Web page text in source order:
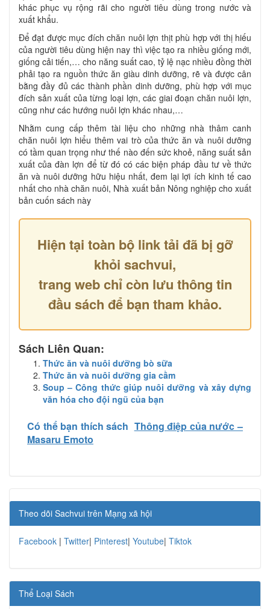
khác phục vụ rộng rãi cho người tiêu dùng trong nước và
xuất khẩu.
Để đạt được mục đích chăn nuôi lợn thịt phù hợp với thị hiếu
của người tiêu dùng hiện nay thì việc tạo ra nhiều giống mới,
giống cải tiến,… cho năng suất cao, tỷ lệ nạc nhiều đồng thời
phải tạo ra nguồn thức ăn giàu dinh dưỡng, rẽ và được cân
bằng đầy đủ các thành phần dinh dưỡng, phù hợp với mục
đích sản xuất của từng loại lợn, các giai đoạn chăn nuôi lợn,
cũng như các hướng nuôi lợn khác nhau,…
Nhằm cung cấp thêm tài liệu cho những nhà thâm canh
chăn nuôi lợn hiểu thêm vai trò của thức ăn và nuôi dưỡng
có tầm quan trọng như thế nào đến sức khoẻ, năng suất sản
xuất của đàn lợn để từ đó có các biện pháp đầu tư về thức
ăn và nuôi dưỡng hữu hiệu nhất, đem lại lợi ích kinh tế cao
nhất cho nhà chăn nuôi, Nhà xuất bản Nông nghiệp cho xuất
bản cuốn sách này
Hiện tại toàn bộ link tải đã bị gỡ
khỏi sachvui,
trang web chỉ còn lưu thông tin
đầu sách để bạn tham khảo.
Sách Liên Quan:
Thức ăn và nuôi dưỡng bò sữa
Thức ăn và nuôi dưỡng gia cầm
Soup – Công thức giúp nuôi dưỡng và xây dựng
văn hóa cho đội ngũ của bạn
Có thể bạn thích sách Thông điệp của nước –
Masaru Emoto
Theo dõi Sachvui trên Mạng xã hội
Facebook | Twitter| Pinterest| Youtube| Tiktok
Thể Loại Sách